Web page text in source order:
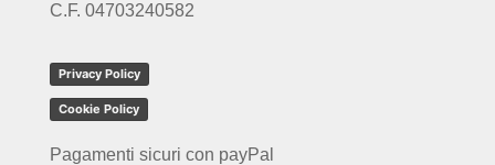
C.F. 04703240582
Privacy Policy
Cookie Policy
Pagamenti sicuri con payPal